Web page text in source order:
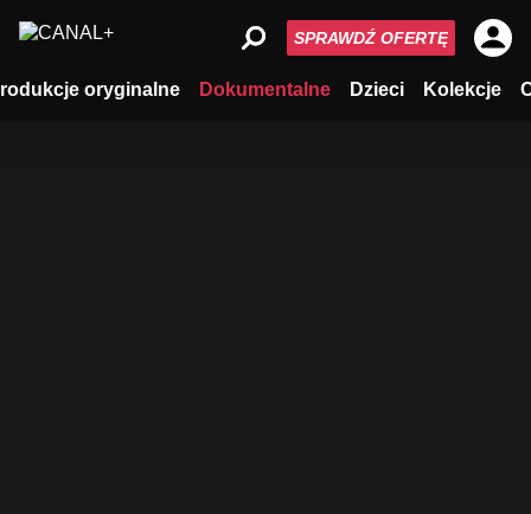
oryginalne Dokumentalne Dzieci Kolekcje
SPRAWDŹ OFERTĘ